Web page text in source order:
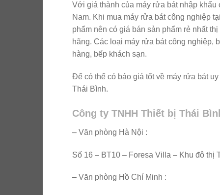
Với giá thành của máy rửa bát nhập
Nam. Khi mua máy rửa bát công nghiệp
phẩm nên có giá bán sản phẩm rẻ nhất
hãng. Các loại máy rửa bát công nghiệp,
hàng, bếp khách sạn.
Để có thể có báo giá tốt về máy rửa bát
Thái Bình.
Công ty TNHH Thiết bị Thái
– Văn phòng Hà Nội :
Số 16 – BT10 – Foresa Villa – Khu đô
– Văn phòng Hồ Chí Minh :